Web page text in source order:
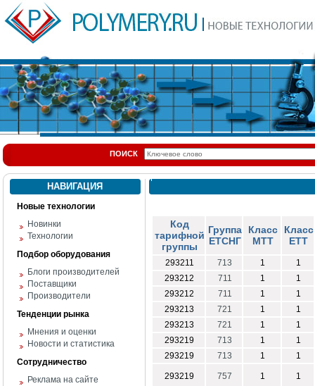
ПОИСК
НАВИГАЦИЯ
Новые технологии
Новинки
Технологии
Подбор оборудования
Блоги производителей
Поставщики
Производители
Тенденции рынка
Мнения и оценки
Новости и статистика
Сотрудничество
Реклама на сайте
Код
тарифной
группы
Группа
ЕТСНГ
Класс
МТТ
Класс
ЕТТ
293211 713 1
1
293212
711 1
1
293212
711 1
1
293213
721 1
1
293213
721 1
1
293219
713 1
1
293219
713 1 1
293219 757 1 1